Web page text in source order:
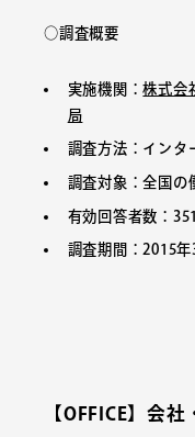
○調査概要
実施機関：株式会
局
調査方法：インタ
調査対象：全国の
有効回答者数：
調査期間：2015年
【OFFICE】会